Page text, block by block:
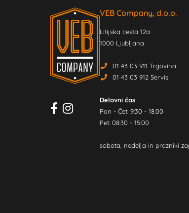
VEB Company, d.o.o.
Litijska cesta 12a
1000 Ljubljana
01 43 03 911 Trgovina
01 43 03 912 Servis
Delovni čas
Pon - Čet: 9:30 - 18:00
Pet: 08:30 - 15:00
sobota, nedelja in prazniki